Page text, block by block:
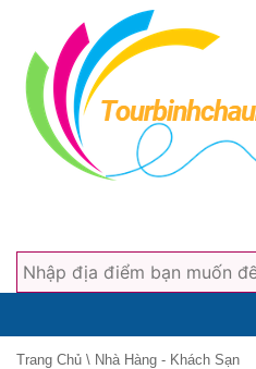
Trang Chủ \ Nhà Hàng - Khách Sạn